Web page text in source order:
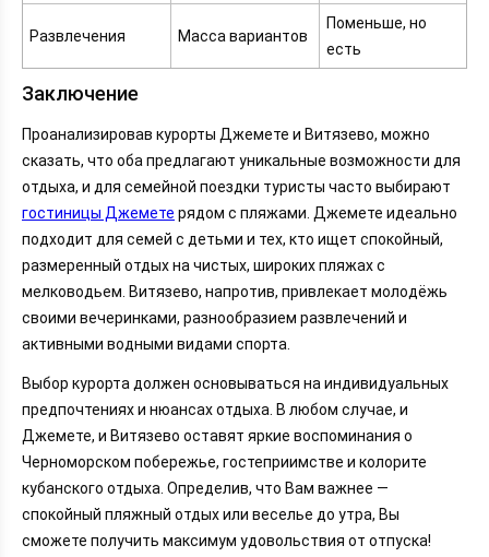
Развлечения Масса вариантов
Поменьше, но
есть
Заключение
Проанализировав курорты Джемете и Витязево, можно
сказать, что оба предлагают уникальные возможности для
отдыха, и для семейной поездки туристы часто выбирают
гостиницы Джемете рядом с пляжами. Джемете идеально
подходит для семей с детьми и тех, кто ищет спокойный,
размеренный отдых на чистых, широких пляжах с
мелководьем. Витязево, напротив, привлекает молодёжь
своими вечеринками, разнообразием развлечений и
активными водными видами спорта.
Выбор курорта должен основываться на индивидуальных
предпочтениях и нюансах отдыха. В любом случае, и
Джемете, и Витязево оставят яркие воспоминания о
Черноморском побережье, гостеприимстве и колорите
кубанского отдыха. Определив, что Вам важнее —
спокойный пляжный отдых или веселье до утра, Вы
сможете получить максимум удовольствия от отпуска!